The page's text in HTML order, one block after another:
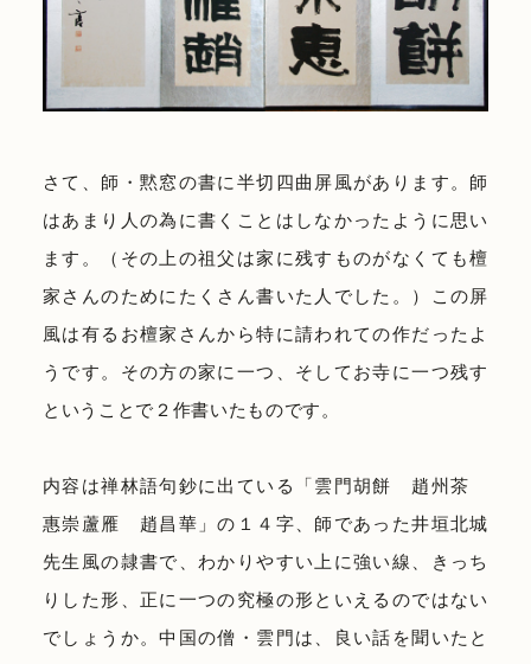
さて、師・黙窓の書に半切四曲屏風があります。師
はあまり人の為に書くことはしなかったように思い
ます。（その上の祖父は家に残すものがなくても檀
家さんのためにたくさん書いた人でした。）この屏
風は有るお檀家さんから特に請われての作だったよ
うです。その方の家に一つ、そしてお寺に一つ残す
ということで２作書いたものです。
内容は禅林語句鈔に出ている「雲門胡餅 趙州茶
惠崇蘆雁 趙昌華」の１４字、師であった井垣北城
先生風の隷書で、わかりやすい上に強い線、きっち
りした形、正に一つの究極の形といえるのではない
でしょうか。中国の僧・雲門は、良い話を聞いたと